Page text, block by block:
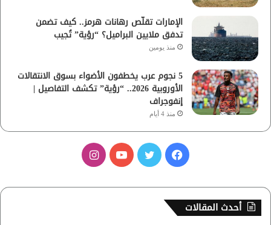
الإمارات تقلّص رهانات هرمز.. كيف تضمن
تدفق ملايين البراميل؟ “رؤية” تُجيب
منذ يومين
5 نجوم عرب يخطفون الأضواء بسوق الانتقالات
الأوروبية 2026.. “رؤية” تكشف التفاصيل |
إنفوجراف
منذ 4 أيام
س
أحدث المقالات